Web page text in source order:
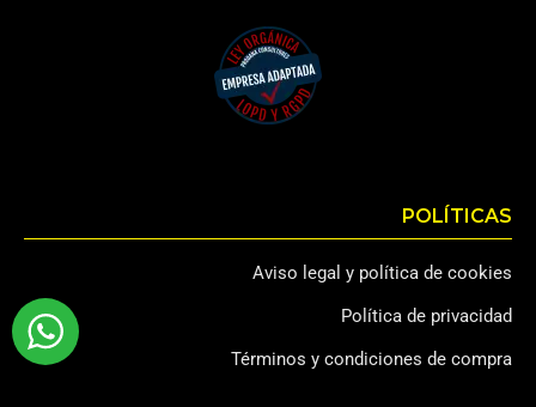
POLÍTICAS
Aviso legal y política de cookies
Política de privacidad
Términos y condiciones de compra